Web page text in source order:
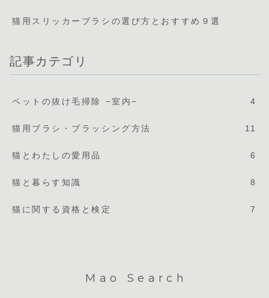
猫用スリッカーブラシの選び方とおすすめ９選
記事カテゴリ
ペットの抜け毛掃除 −室内− 4
猫用ブラシ・ブラッシング方法 11
猫とわたしの愛用品 6
猫と暮らす知識 8
猫に関する資格と検定 7
Mao Search